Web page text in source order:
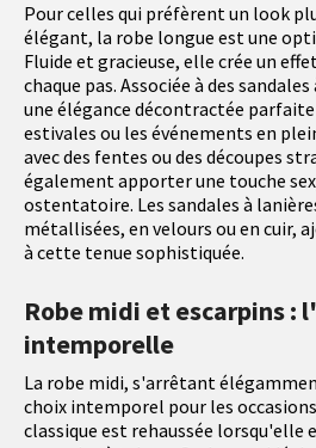
Pour celles qui préfèrent un look
élégant, la robe longue est une
Fluide et gracieuse, elle crée un
chaque pas. Associée à des
une élégance décontractée
estivales ou les événements en
avec des fentes ou des découpes
également apporter une touche
ostentatoire. Les sandales à
métallisées, en velours ou en cuir,
à cette tenue sophistiquée.
Robe midi et escarpins :
intemporelle
La robe midi, s'arrêtant
choix intemporel pour les
classique est rehaussée lorsqu'elle